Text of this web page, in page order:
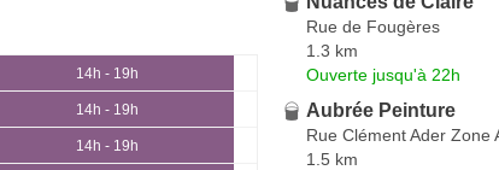
14h - 19h
14h - 19h
14h - 19h
Rue de Fougères
1.3 km
Ouverte jusqu'à 22h
Aubrée Peinture
Rue Clément Ader Zone
1.5 km